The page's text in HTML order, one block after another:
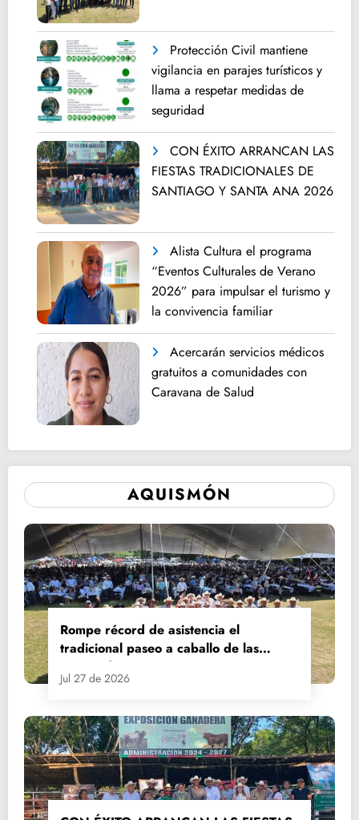
Protección Civil mantiene
vigilancia en parajes turísticos y
llama a respetar medidas de
seguridad
CON ÉXITO ARRANCAN LAS
FIESTAS TRADICIONALES DE
SANTIAGO Y SANTA ANA 2026
Alista Cultura el programa
“Eventos Culturales de Verano
2026” para impulsar el turismo y
la convivencia familiar
Acercarán servicios médicos
gratuitos a comunidades con
Caravana de Salud
AQUISMÓN
Rompe récord de asistencia el
tradicional paseo a caballo de las
Fiestas de Santiago y Santa Ana
Jul 27 de 2026